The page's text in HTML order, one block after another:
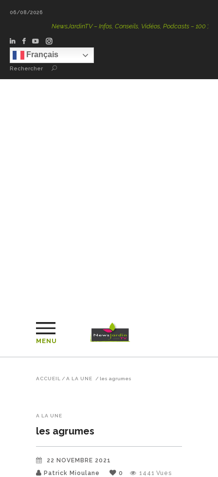
06/08/2026
NewsJardinTV – Infos, Conseils, Vidéos, Podcasts – 100 %
Français
Rechercher
MENU
ACCUEIL / A LA UNE / les agrumes
A LA UNE
les agrumes
22 NOVEMBRE 2021
Patrick Mioulane
0 1441 Vues